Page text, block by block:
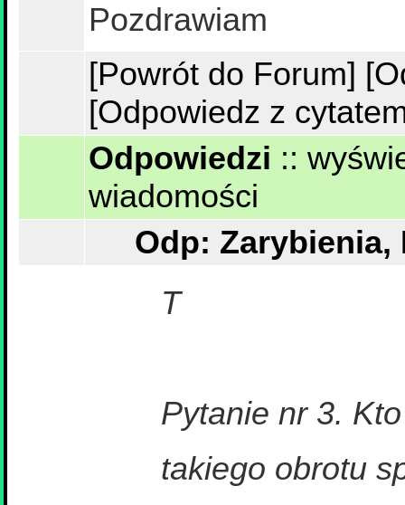
Pozdrawiam
[Powrót do Forum]
[Odpowiedz z
Odpowiedzi ::
wiadomości
Odp: Zarybienia,
T
Pytanie nr 3.
takiego obrotu